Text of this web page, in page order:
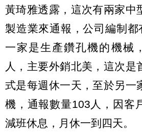
黃琦雅透露，這次有兩家中
製造業來通報，公司編制
一家是生產鑽孔機的機械
人，主要外銷北美，這次是
式是每週休一天，至於另一
機，通報數量103人，因客
減班休息，月休一到四天。